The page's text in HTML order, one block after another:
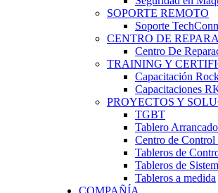
SOPORTE REMOTO
Soporte
CENTRO DE
Centro De
TRAINING Y
Capacitación
Capacitaciones
PROYECTOS Y
TGBT
Tablero
Centro de
Tableros de
Tableros de
Tableros a medida
COMPAÑÍA